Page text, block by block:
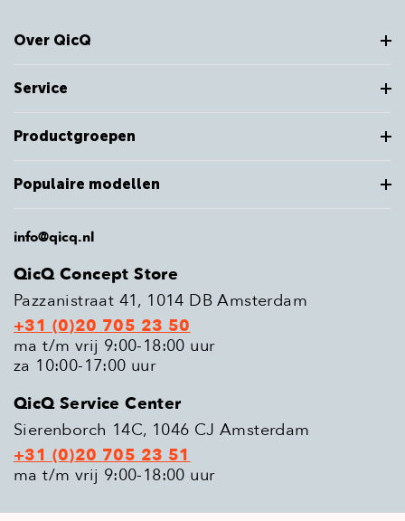
Over QicQ
Service
Productgroepen
Populaire modellen
info@qicq.nl
QicQ Concept Store
Pazzanistraat 41, 1014 DB Amsterdam
+31 (0)20 705 23 50
ma t/m vrij 9:00-18:00 uur
za 10:00-17:00 uur
QicQ Service Center
Sierenborch 14C, 1046 CJ Amsterdam
+31 (0)20 705 23 51
ma t/m vrij 9:00-18:00 uur